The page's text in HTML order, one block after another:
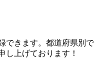
できます。都道府県別で
上げております！